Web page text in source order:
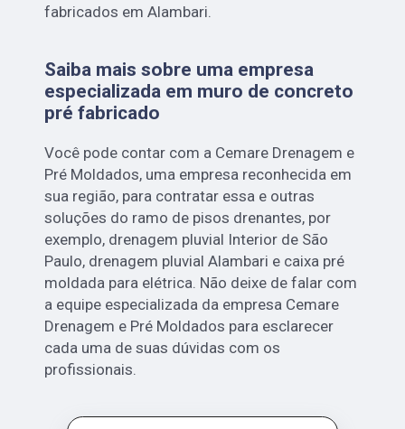
fabricados em Alambari.
Saiba mais sobre uma empresa
especializada em muro de concreto
pré fabricado
Você pode contar com a Cemare Drenagem e
Pré Moldados, uma empresa reconhecida em
sua região, para contratar essa e outras
soluções do ramo de pisos drenantes, por
exemplo, drenagem pluvial Interior de São
Paulo, drenagem pluvial Alambari e caixa pré
moldada para elétrica. Não deixe de falar com
a equipe especializada da empresa Cemare
Drenagem e Pré Moldados para esclarecer
cada uma de suas dúvidas com os
profissionais.